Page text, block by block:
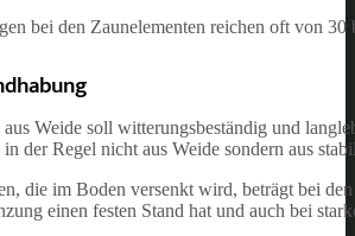
bei den Zaunelementen reichen oft von
Weide soll witterungsbeständig und
der Regel nicht aus Weide sondern aus
die im Boden versenkt wird, beträgt bei
einen festen Stand hat und auch bei